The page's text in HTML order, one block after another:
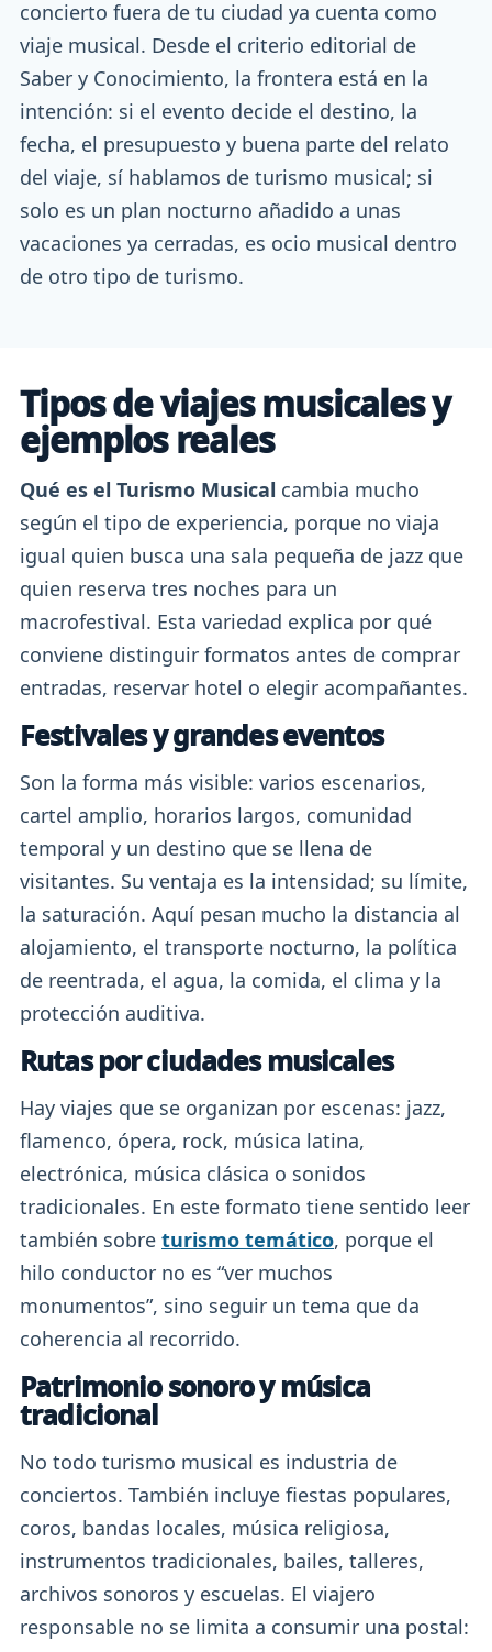
concierto fuera de tu ciudad ya cuenta como
viaje musical. Desde el criterio editorial de
Saber y Conocimiento, la frontera está en la
intención: si el evento decide el destino, la
fecha, el presupuesto y buena parte del relato
del viaje, sí hablamos de turismo musical; si
solo es un plan nocturno añadido a unas
vacaciones ya cerradas, es ocio musical dentro
de otro tipo de turismo.
Tipos de viajes musicales y
ejemplos reales
Qué es el Turismo Musical cambia mucho
según el tipo de experiencia, porque no viaja
igual quien busca una sala pequeña de jazz que
quien reserva tres noches para un
macrofestival. Esta variedad explica por qué
conviene distinguir formatos antes de comprar
entradas, reservar hotel o elegir acompañantes.
Festivales y grandes eventos
Son la forma más visible: varios escenarios,
cartel amplio, horarios largos, comunidad
temporal y un destino que se llena de
visitantes. Su ventaja es la intensidad; su límite,
la saturación. Aquí pesan mucho la distancia al
alojamiento, el transporte nocturno, la política
de reentrada, el agua, la comida, el clima y la
protección auditiva.
Rutas por ciudades musicales
Hay viajes que se organizan por escenas: jazz,
flamenco, ópera, rock, música latina,
electrónica, música clásica o sonidos
tradicionales. En este formato tiene sentido leer
también sobre turismo temático, porque el
hilo conductor no es “ver muchos
monumentos”, sino seguir un tema que da
coherencia al recorrido.
Patrimonio sonoro y música
tradicional
No todo turismo musical es industria de
conciertos. También incluye fiestas populares,
coros, bandas locales, música religiosa,
instrumentos tradicionales, bailes, talleres,
archivos sonoros y escuelas. El viajero
responsable no se limita a consumir una postal: